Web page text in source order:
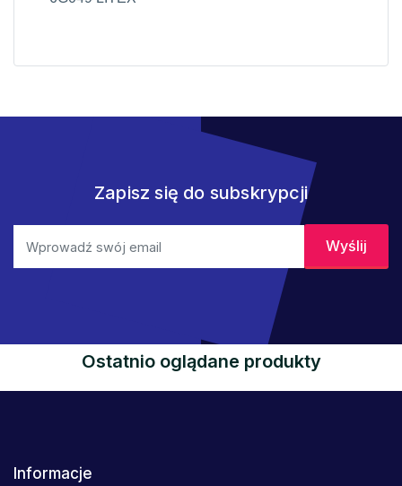
Zapisz się do subskrypcji
Ostatnio oglądane produkty
Informacje